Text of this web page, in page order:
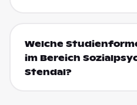
Welche
im Bereich
Stendal?